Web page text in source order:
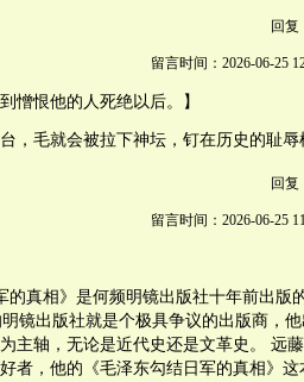
回复
留言时间：2026-06-25
憎恨他的人死绝以后。】
，毛就会被拉下神坛，钉在历史的耻辱
回复
留言时间：2026-06-25
的真相》是何频明镜出版社十年前出版
镜出版社就是个极具争议的出版商，
主轴，无论是近代史还是文革史。 远
者，他的《毛泽东勾结日军的真相》这